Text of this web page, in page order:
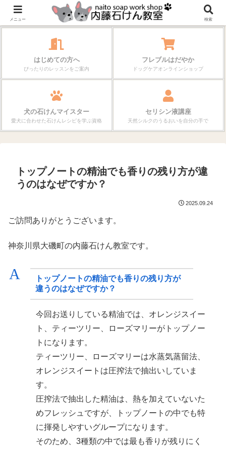
作る楽しさが、毎日の暮らしを変えていく。
はじめての方へ
ぴったりのレッスンをご案内
フレブルはだやか
ドッグケアオンラインショップ
犬の石けんマイスター
愛犬に合わせた石けんレシピを学ぶ資格
セリシン液講座
天然シルクのうるおいを自分の手で
トップノートの精油でも香りの残り方が違
うのはなぜですか？
2025.09.24
ご訪問ありがとうございます。
神奈川県大磯町の内藤石けん教室です。
A
トップノートの精油でも香りの残り方が
違うのはなぜですか？
今回お送りしている精油では、オレンジスイー
ト、ティーツリー、ローズマリーがトップノー
トになります。
ティーツリー、ローズマリーは水蒸気蒸留法、
オレンジスイートは圧搾法で抽出いしていま
す。
圧搾法で抽出した精油は、熱を加えていないた
めフレッシュですが、トップノートの中でも特
に揮発しやすいグループになります。
そのため、3種類の中では最も香りが残りにく
メニュー 検索